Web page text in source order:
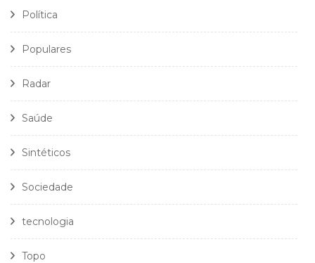
Política
Populares
Radar
Saúde
Sintéticos
Sociedade
tecnologia
Topo